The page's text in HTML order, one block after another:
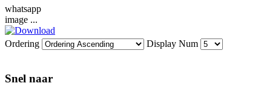
whatsapp
image ...
Ordering Display Num
Snel naar